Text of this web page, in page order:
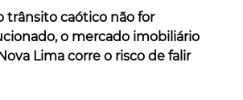
trânsito caótico não for
o mercado imobiliário
Lima corre o risco de falir